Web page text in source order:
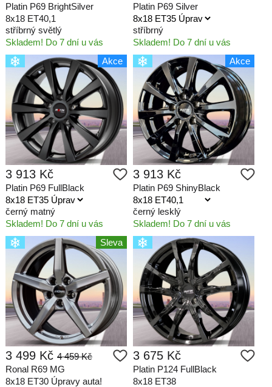
Platin P69 BrightSilver
8x18 ET40,1
stříbrný světlý
Skladem! Do 7 dní u vás
Platin P69 Silver
stříbrný
Skladem! Do 7 dní u vás
Akce
3 913 Kč
Platin P69 FullBlack
černý matný
Skladem! Do 7 dní u vás
Akce
3 913 Kč
Platin P69 ShinyBlack
černý lesklý
Skladem! Do 7 dní u vás
Sleva
3 499 Kč 4 459 Kč
Ronal R69 MG
8x18 ET30 Úpravy auta!
3 675 Kč
Platin P124 FullBlack
8x18 ET38